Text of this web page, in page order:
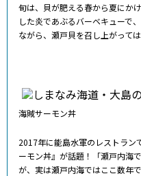
旬は、貝が肥える春から夏にか
した炎であぶるバーベキューで
ながら、瀬戸貝を召し上がって
海賊サーモン丼
2017年に能島水軍のレストラン
ーモン丼』が話題！「瀬戸内海
が、実は瀬戸内海ではここ数年